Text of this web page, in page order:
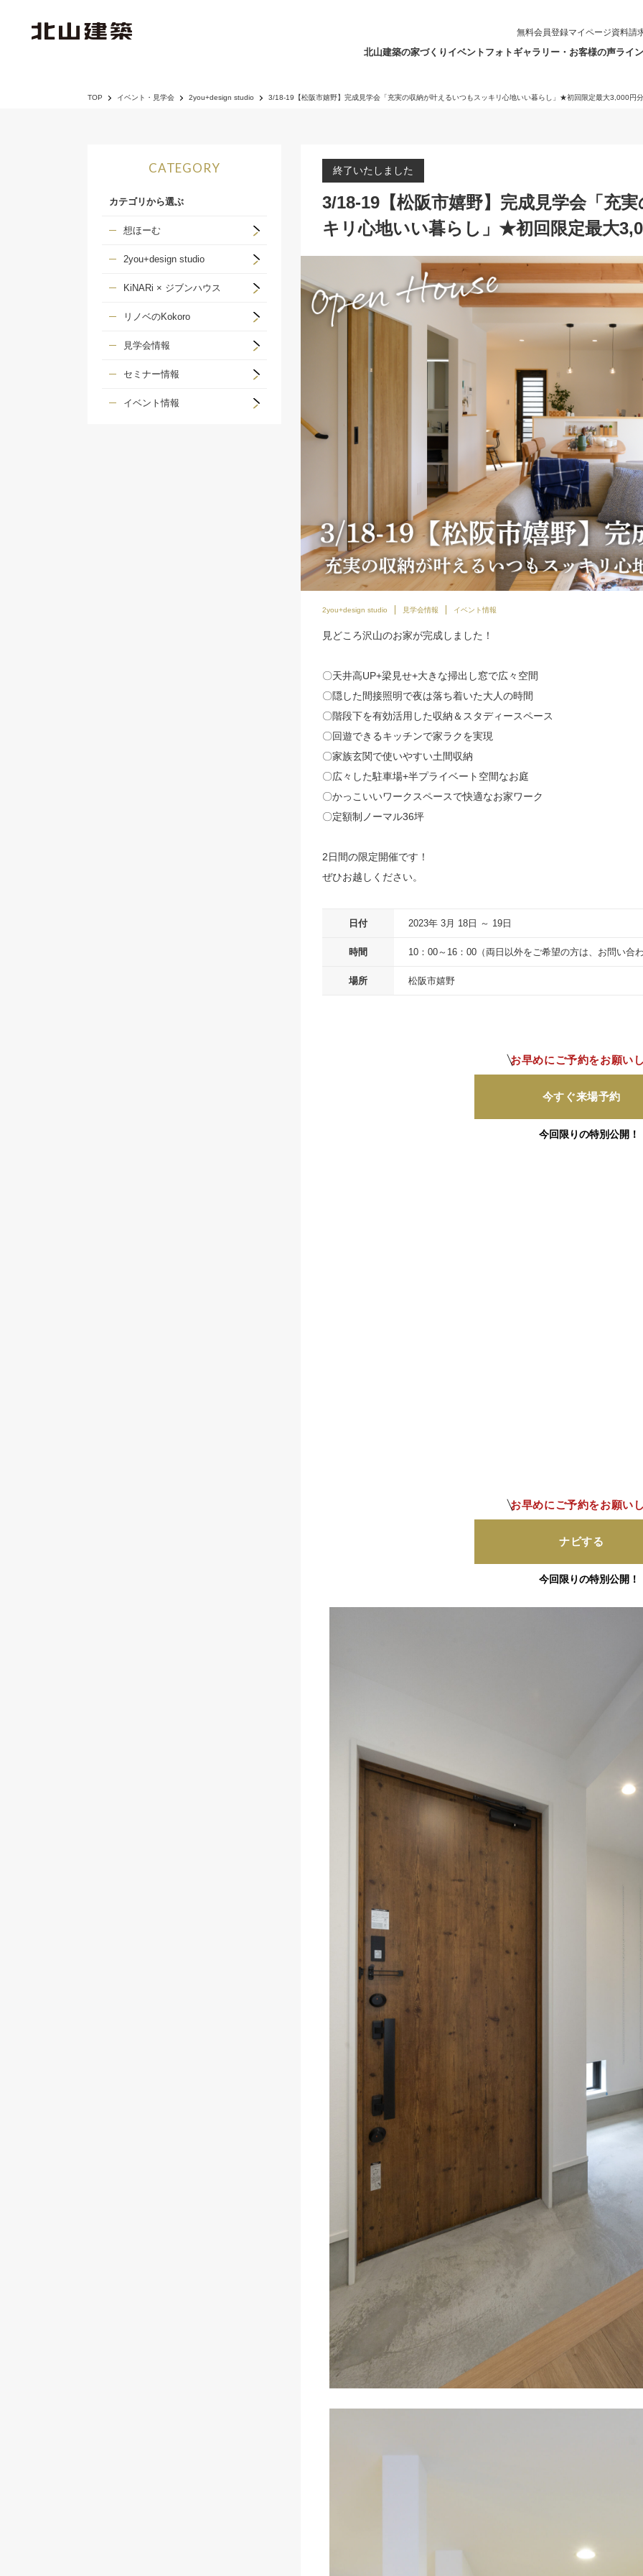
北山建築の家づくり イベント フォトギャラリー・お客様の声ライ
無料会員登録マイページ資料請
TOP イベント・見学会 2you+design studio 3/18-19【松阪市嬉野】完成見学会「充実の収納が叶えるいつもスッキリ心地いい暮らし」★初回限定最大3,000円
終了いたしました
3/18-19【松阪市嬉野】完成見学会「充
キリ心地いい暮らし」★初回限定最大
2you+design studio 見学会情報 イベント情報
見どころ沢山のお家が完成しました！
〇天井高UP+梁見せ+大きな掃出し窓で広々空間
〇隠した間接照明で夜は落ち着いた大人の時間
〇階段下を有効活用した収納＆スタディースペース
〇回遊できるキッチンで家ラクを実現
〇家族玄関で使いやすい土間収納
〇広々した駐車場+半プライベート空間なお庭
〇かっこいいワークスペースで快適なお家ワーク
〇定額制ノーマル36坪
2日間の限定開催です！
ぜひお越しください。
日付 2023年 3月 18日 ～ 19日
時間 10：00～16：00（両日以外をご希望の方は、お問い合
場所 松阪市嬉野
お早めにご予約をお願い
今すぐ来場予約
今回限りの特別公開！
お早めにご予約をお願い
ナビする
今回限りの特別公開！
CATEGORY
カテゴリから選ぶ
想ほーむ
2you+design studio
KiNARi × ジブンハウス
リノベのKokoro
見学会情報
セミナー情報
イベント情報